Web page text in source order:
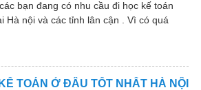
bạn đang có nhu cầu đi học kế toán
Hà nội và các tỉnh lân cận . Vì có quá
TOÁN Ở ĐÂU TỐT NHẤT HÀ NỘI